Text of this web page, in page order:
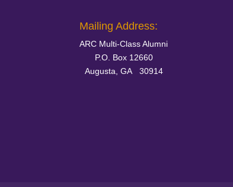
Mailing Address:
ARC Multi-Class Alumni
P.O. Box 12660
Augusta, GA 30914